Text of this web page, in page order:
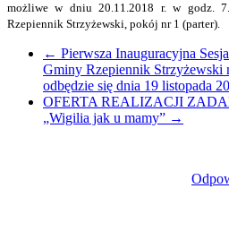
możliwe w dniu 20.11.2018 r. w godz.
Rzepiennik Strzyżewski, pokój nr 1 (parter).
← Pierwsza Inauguracyjna
Gminy Rzepiennik Strzyżewski
odbędzie się dnia 19 listopada
OFERTA REALIZACJI
„Wigilia jak u mamy” →